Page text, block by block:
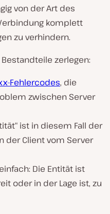
von der Art des
komplett
zu verhindern.
zerlegen:
Fehlercodes, die
zwischen Server
ist in diesem Fall der
der Client vom Server
Die Entität ist
oder in der Lage ist, zu